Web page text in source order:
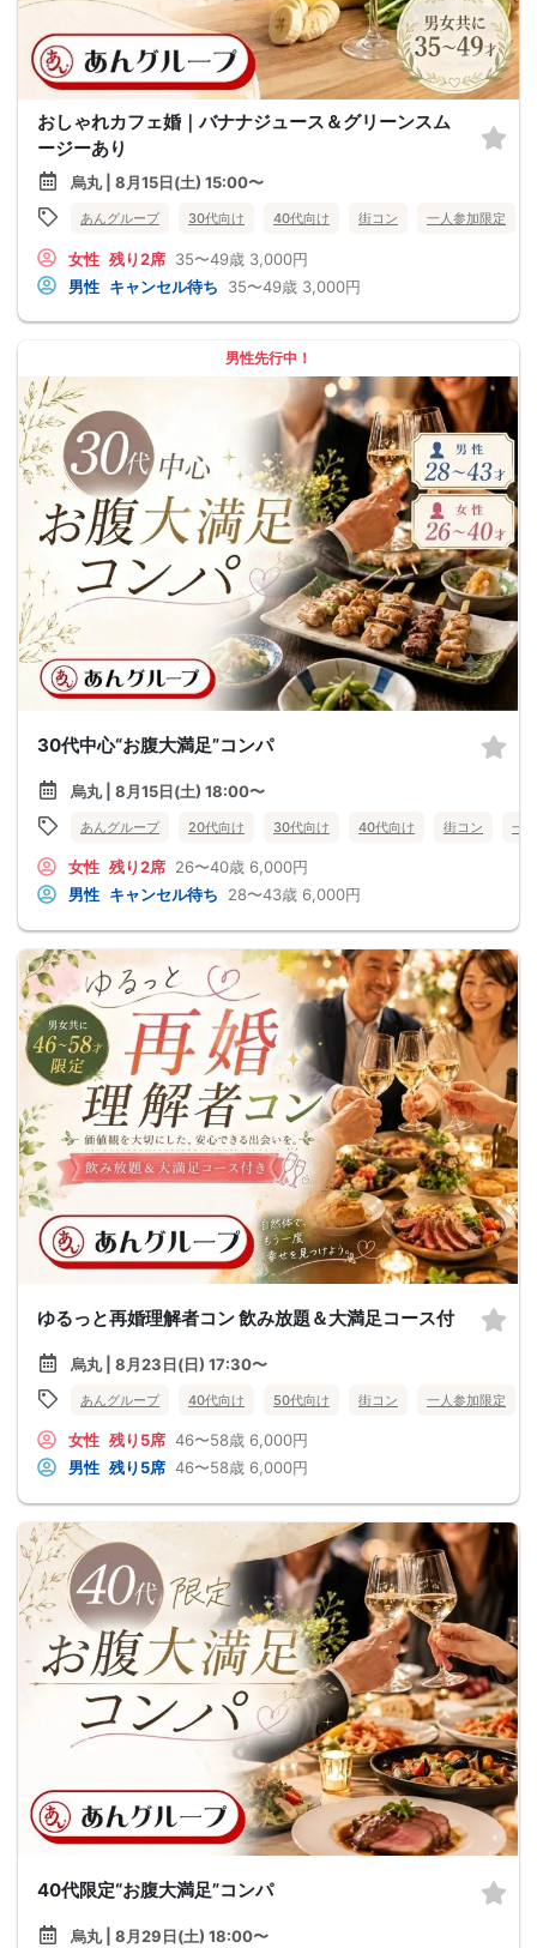
おしゃれカフェ婚｜バナナジュース＆グリーンスム
ージーあり
烏丸 | 8月15日(土) 15:00〜
あんグループ 30代向け 40代向け 街コン 一人参加限定
女性 残り2席 35〜49歳 3,000円
男性 キャンセル待ち 35〜49歳 3,000円
男性先行中！
30代中心“お腹大満足”コンパ
烏丸 | 8月15日(土) 18:00〜
あんグループ 20代向け 30代向け 40代向け 街コン 一
女性 残り2席 26〜40歳 6,000円
男性 キャンセル待ち 28〜43歳 6,000円
ゆるっと再婚理解者コン 飲み放題＆大満足コース付
烏丸 | 8月23日(日) 17:30〜
あんグループ 40代向け 50代向け 街コン 一人参加限定
女性 残り5席 46〜58歳 6,000円
男性 残り5席 46〜58歳 6,000円
40代限定“お腹大満足”コンパ
烏丸 | 8月29日(土) 18:00〜